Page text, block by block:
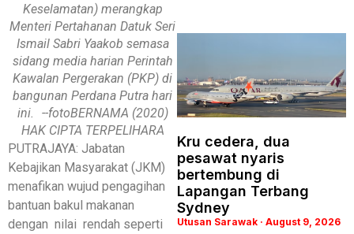
Keselamatan) merangkap
Menteri Pertahanan Datuk Seri
Ismail Sabri Yaakob semasa
sidang media harian Perintah
Kawalan Pergerakan (PKP) di
bangunan Perdana Putra hari
ini. --fotoBERNAMA (2020)
HAK CIPTA TERPELIHARA
PUTRAJAYA: Jabatan
Kebajikan Masyarakat (JKM)
menafikan wujud pengagihan
bantuan bakul makanan
dengan nilai rendah seperti
Kru cedera, dua
pesawat nyaris
bertembung di
Lapangan Terbang
Sydney
Utusan Sarawak August 9, 2026